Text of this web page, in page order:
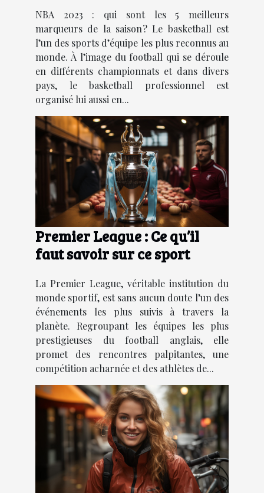
NBA 2023 : qui sont les 5 meilleurs
marqueurs de la saison ? Le basketball est
l’un des sports d’équipe les plus reconnus au
monde. À l’image du football qui se déroule
en différents championnats et dans divers
pays, le basketball professionnel est
organisé lui aussi en...
Premier League : Ce qu’il
faut savoir sur ce sport
La Premier League, véritable institution du
monde sportif, est sans aucun doute l’un des
événements les plus suivis à travers la
planète. Regroupant les équipes les plus
prestigieuses du football anglais, elle
promet des rencontres palpitantes, une
compétition acharnée et des athlètes de...